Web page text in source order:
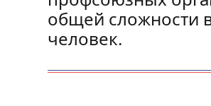
общей сложности
человек.